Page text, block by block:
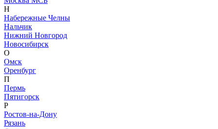
Н
Набережные Челны
Нальчик
Нижний Новгород
Новосибирск
О
Омск
Оренбург
П
Пермь
Пятигорск
Р
Ростов-на-Дону
Рязань